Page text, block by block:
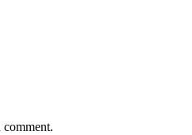
comment.